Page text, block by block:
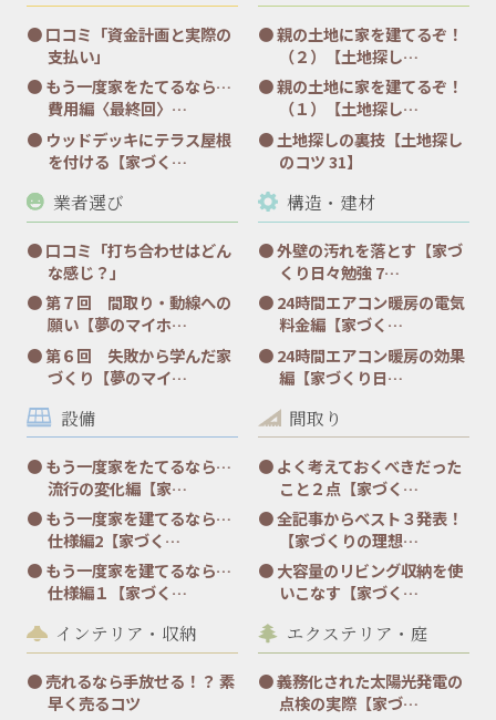
口コミ「資金計画と実際の
支払い」
もう一度家をたてるなら…
費用編〈最終回〉…
ウッドデッキにテラス屋根
を付ける【家づく…
親の土地に家を建てるぞ！
（２）【土地探し…
親の土地に家を建てるぞ！
（１）【土地探し…
土地探しの裏技【土地探し
のコツ 31】
業者選び
口コミ「打ち合わせはどん
な感じ？」
第７回 間取り・動線への
願い【夢のマイホ…
第６回 失敗から学んだ家
づくり【夢のマイ…
構造・建材
外壁の汚れを落とす【家づ
くり日々勉強 7…
24時間エアコン暖房の電気
料金編【家づく…
24時間エアコン暖房の効果
編【家づくり日…
設備
もう一度家をたてるなら…
流行の変化編【家…
もう一度家を建てるなら…
仕様編2【家づく…
もう一度家を建てるなら…
仕様編１【家づく…
間取り
よく考えておくべきだった
こと２点【家づく…
全記事からベスト３発表！
【家づくりの理想…
大容量のリビング収納を使
いこなす【家づく…
インテリア・収納
売れるなら手放せる！？ 素
早く売るコツ
エクステリア・庭
義務化された太陽光発電の
点検の実際【家づ…